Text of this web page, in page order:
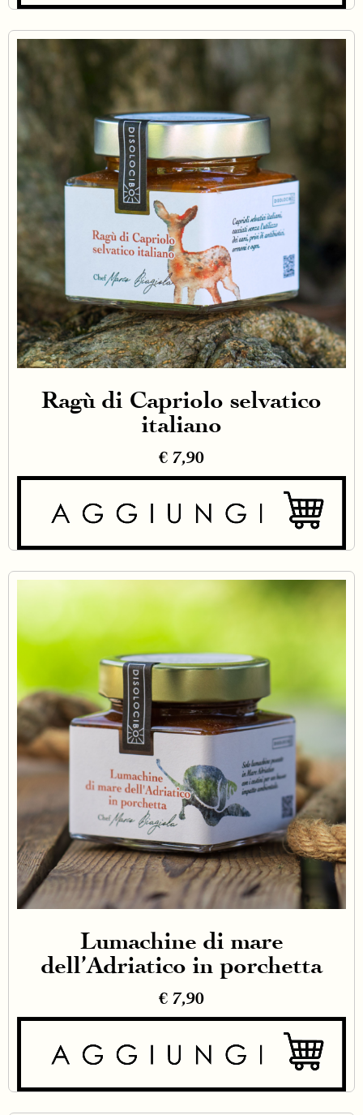
Ragù di Capriolo selvatico
italiano
€ 7,90
Lumachine di mare
dell’Adriatico in porchetta
€ 7,90